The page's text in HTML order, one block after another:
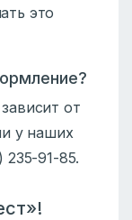
это
от
у наших
91-85.